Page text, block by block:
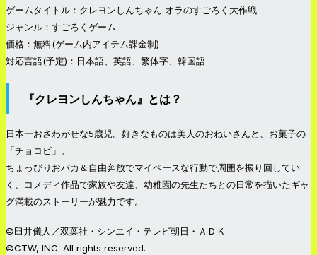
ゲームタイトル：クレヨンしんちゃん オラのすごろく大作戦
ジャンル：すごろくゲーム
価格：無料(ゲーム内アイテム課金制)
対応言語(予定)：日本語、英語、繁体字、韓国語
『クレヨンしんちゃん』とは？
日本一おさわがせな5歳児。好きなものは美人のおねいさんと、お菓子の
「チョコビ」。
ちょっぴりおバカ＆自由奔放でマイペースな行動で周囲を振り回してい
く、コメディ作品で家族や友達、幼稚園の先生たちとの日常を描いたギャ
グ満載のストーリーが魅力です。
©臼井儀人／双葉社・シンエイ・テレビ朝日・ＡＤＫ
©CTW, INC. All rights reserved.